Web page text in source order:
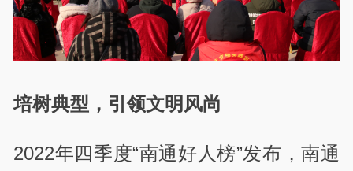
培树典型，引领文明风尚
2022年四季度“南通好人榜”发布，南通